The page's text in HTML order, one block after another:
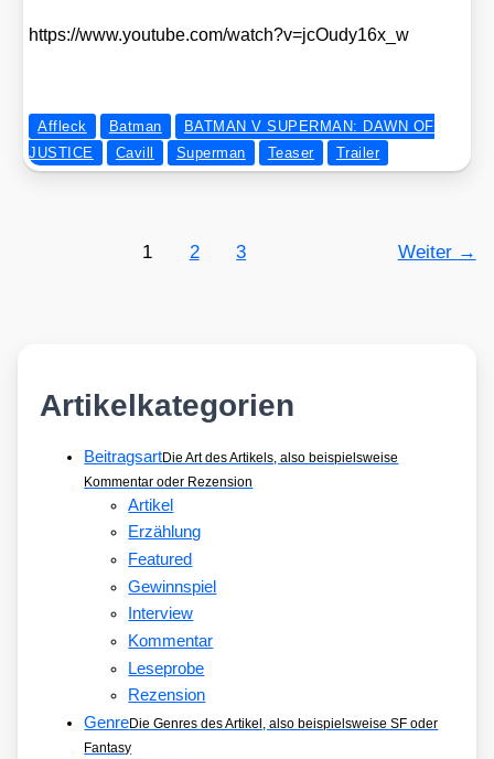
https://​www​.you​tube​.com/​w​a​t​c​h​?​v​=​j​c​O​u​d​y​1​6​x_w
Affleck Batman
BATMAN V SUPERMAN: DAWN OF
JUSTICE
Cavill Superman Teaser Trailer
1 2 3 Weiter →
Artikelkategorien
BeitragsartDie Art des Artikels, also beispielsweise
Kommentar oder Rezension
Artikel
Erzählung
Featured
Gewinnspiel
Interview
Kommentar
Leseprobe
Rezension
GenreDie Genres des Artikel, also beispielsweise SF oder
Fantasy